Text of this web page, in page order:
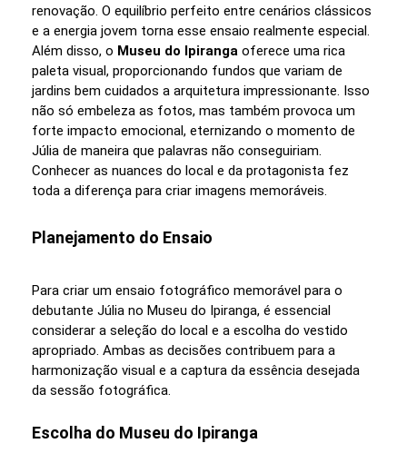
renovação. O equilíbrio perfeito entre cenários clássicos
e a energia jovem torna esse ensaio realmente especial.
Além disso, o Museu do Ipiranga oferece uma rica
paleta visual, proporcionando fundos que variam de
jardins bem cuidados a arquitetura impressionante. Isso
não só embeleza as fotos, mas também provoca um
forte impacto emocional, eternizando o momento de
Júlia de maneira que palavras não conseguiriam.
Conhecer as nuances do local e da protagonista fez
toda a diferença para criar imagens memoráveis.
Planejamento do Ensaio
Para criar um ensaio fotográfico memorável para o
debutante Júlia no Museu do Ipiranga, é essencial
considerar a seleção do local e a escolha do vestido
apropriado. Ambas as decisões contribuem para a
harmonização visual e a captura da essência desejada
da sessão fotográfica.
Escolha do Museu do Ipiranga